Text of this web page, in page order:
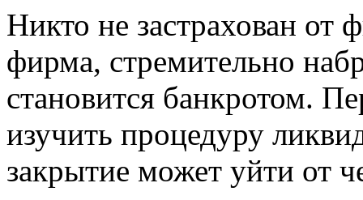
Никто не застрахован от
фирма, стремительно
становится банкротом.
изучить процедуру
закрытие может уйти от